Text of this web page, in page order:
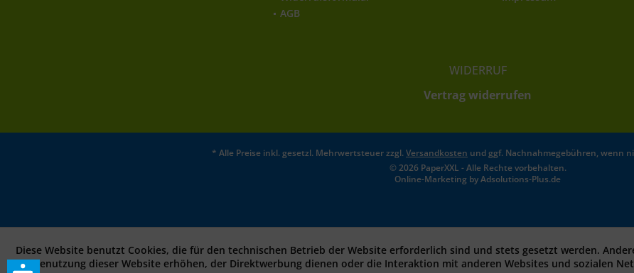
AGB
WIDERRUF
Vertrag widerrufen
* Alle Preise inkl. gesetzl. Mehrwertsteuer zzgl.Versandkosten und ggf. Nachnahmegebühren, wenn
© 2026 PaperXXL - Alle Rechte vorbehalten.
Online-Marketing byAdsolutions-Plus.de
Diese Website benutzt Cookies, die für den technischen Betrieb der Website erforderlich sind und stets gesetzt werden.
bei Benutzung dieser Website erhöhen, der Direktwerbung dienen oder die Interaktion mit anderen Websites und sozialen